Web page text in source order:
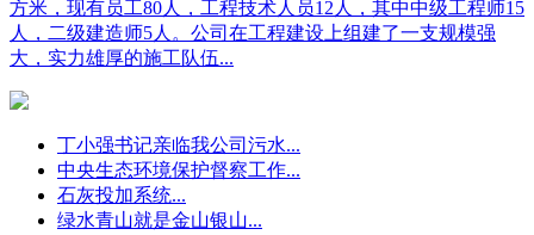
方米，现有员工80人，工程技术人员12人，其中中级工程师15
人，二级建造师5人。公司在工程建设上组建了一支规模强
大，实力雄厚的施工队伍...
丁小强书记亲临我公司污水...
中央生态环境保护督察工作...
石灰投加系统...
绿水青山就是金山银山...